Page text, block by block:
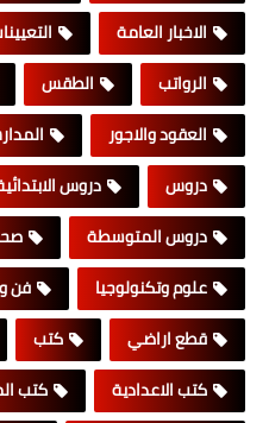
الاخبار العامة
الرواتب
الطقس
العقود والاجور
دروس
دروس
دروس المتوسطة
علوم وتكنولوجيا
فن
قطع اراضي
كتب
كتب الاعدادية
كتب